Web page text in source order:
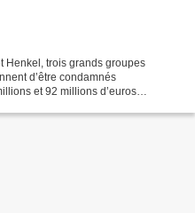
Henkel, trois grands groupes
d’être condamnés
et 92 millions d’euros